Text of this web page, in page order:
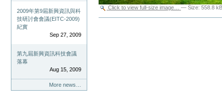
2009年第9屆新興資訊與科
技研討會會議(EITC-2009)
紀實
Sep 27, 2009
第九屆新興資訊科技會議
落幕
Aug 15, 2009
More news…
Click to view full-size image… —Size:558.8